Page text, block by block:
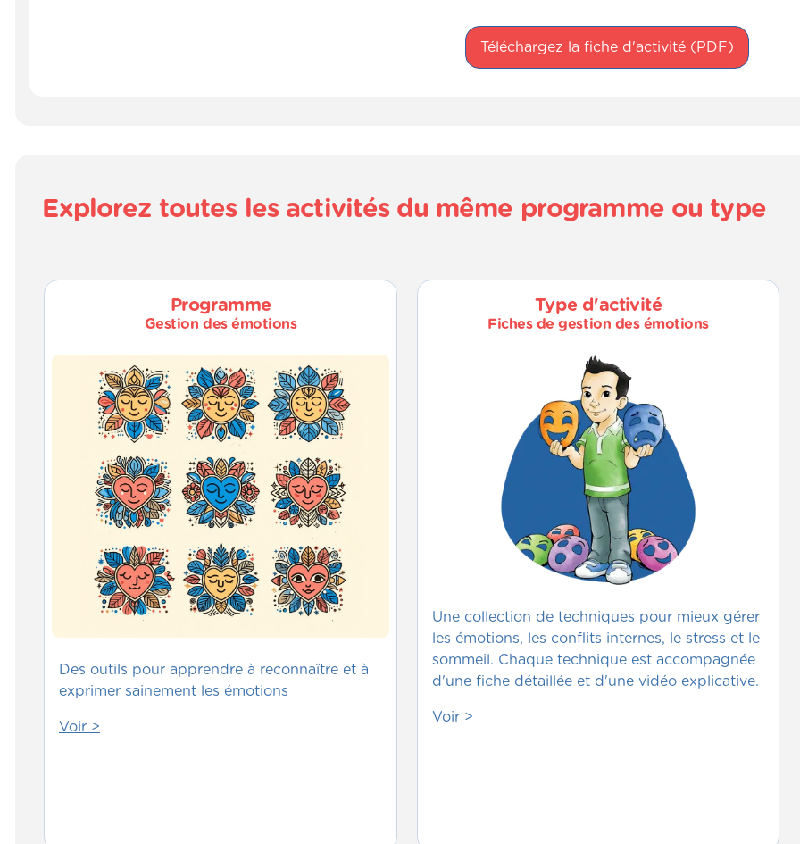
Téléchargez la fiche d'activité (PDF)
Explorez toutes les activités du même programme ou type
Programme
Gestion des émotions
Des outils pour apprendre à reconnaître et à
exprimer sainement les émotions
Voir >
Type d'activité
Fiches de gestion des émotions
Une collection de techniques pour mieux gérer
les émotions, les conflits internes, le stress et le
sommeil. Chaque technique est accompagnée
d'une fiche détaillée et d'une vidéo explicative.
Voir >